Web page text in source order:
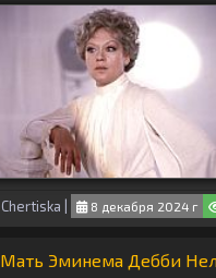
Chertiska 8 декабря 2024 г
Мать Эминема Дебби